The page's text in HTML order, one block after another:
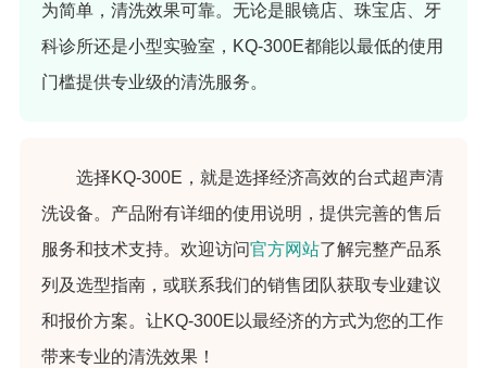
为简单，清洗效果可靠。无论是眼镜店、珠宝店、牙
科诊所还是小型实验室，KQ-300E都能以最低的使用
门槛提供专业级的清洗服务。
选择KQ-300E，就是选择经济高效的台式超声清
洗设备。产品附有详细的使用说明，提供完善的售后
服务和技术支持。欢迎访问官方网站了解完整产品系
列及选型指南，或联系我们的销售团队获取专业建议
和报价方案。让KQ-300E以最经济的方式为您的工作
带来专业的清洗效果！